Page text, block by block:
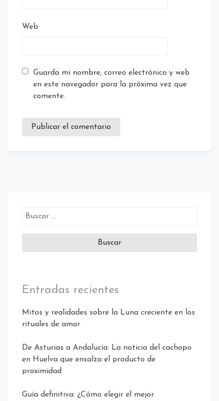
Web
Guarda mi nombre, correo electrónico y web
en este navegador para la próxima vez que
comente.
Buscar:
Entradas recientes
Mitos y realidades sobre la Luna creciente en los
rituales de amor
De Asturias a Andalucía: La noticia del cachopo
en Huelva que ensalza el producto de
proximidad
Guía definitiva: ¿Cómo elegir el mejor